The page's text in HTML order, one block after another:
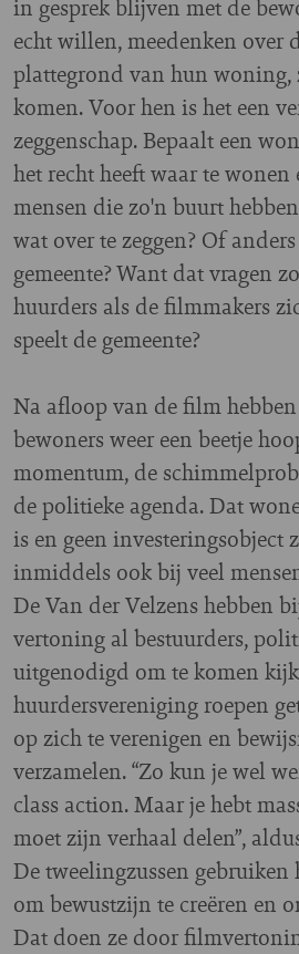
in gesprek blijven met de
echt willen, meedenken over
plattegrond van hun woning,
komen. Voor hen is het een
zeggenschap. Bepaalt een
het recht heeft waar te wonen
mensen die zo'n buurt
wat over te zeggen? Of
gemeente? Want dat vragen
huurders als de filmmakers
speelt de gemeente?
Na afloop van de film
bewoners weer een beetje
momentum, de
de politieke agenda. Dat
is en geen investeringsobject
inmiddels ook bij veel
De Van der Velzens hebben
vertoning al bestuurders,
uitgenodigd om te komen
huurdersvereniging roepen
op zich te verenigen en
verzamelen. “Zo kun je wel
class action. Maar je hebt
moet zijn verhaal delen”,
De tweelingzussen
om bewustzijn te creëren en
Dat doen ze door